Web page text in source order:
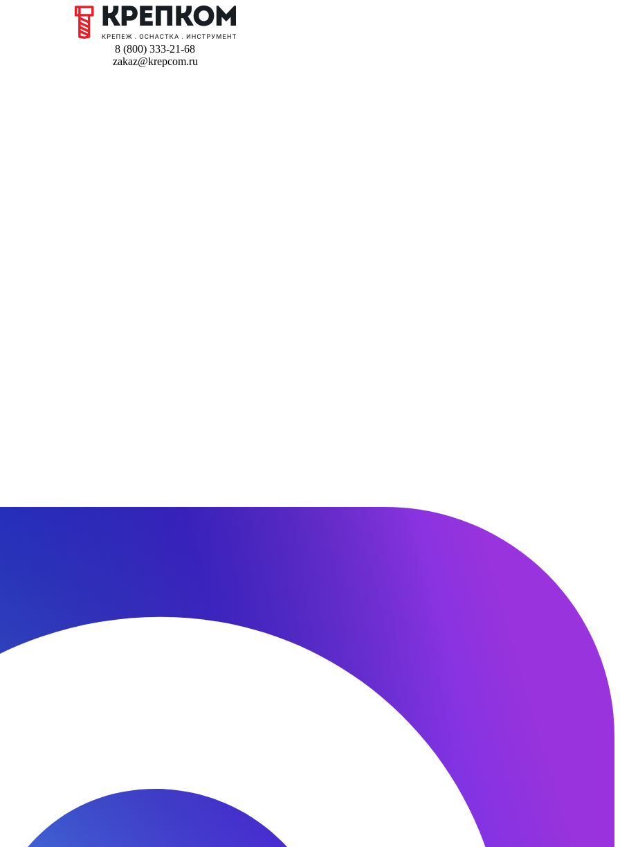
8 (800) 333-21-68
zakaz@krepcom.ru